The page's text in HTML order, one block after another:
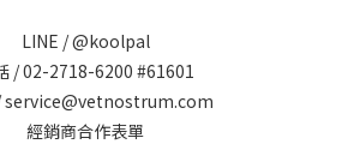
LINE /@koolpal
/ 02-2718-6200 #61601
service@vetnostrum.com
經銷商合作表單